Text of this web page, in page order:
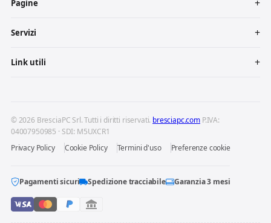
Pagine
Servizi
Link utili
© 2026 BresciaPC Srl. Tutti i diritti riservati. bresciapc.com P.IVA:
04007950985 · SDI: M5UXCR1
Privacy Policy
Cookie Policy Termini d'uso Preferenze cookie
Pagamenti sicuri Spedizione tracciabile Garanzia 3 mesi